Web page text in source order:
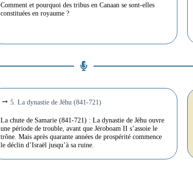
Comment et pourquoi des tribus en Canaan se sont-elles
constituées en royaume ?
5. La dynastie de Jéhu (841-721)
La chute de Samarie (841-721) : La dynastie de Jéhu ouvre
une période de trouble, avant que Jéroboam II s’assoie le
trône. Mais après quarante années de prospérité commence
le déclin d’Israël jusqu’à sa ruine.